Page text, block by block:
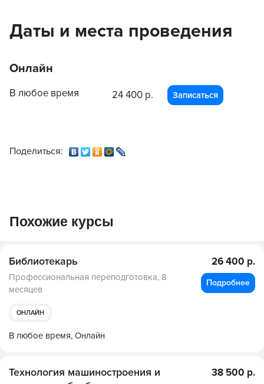
Даты и места проведения
Онлайн
В любое время 24 400 р. Записаться
Поделиться:
Похожие курсы
Библиотекарь
Профессиональная переподготовка, 8
месяцев
ОНЛАЙН
В любое время, Онлайн
26 400 р.
Подробнее
Технология машиностроения и
38 500 р.